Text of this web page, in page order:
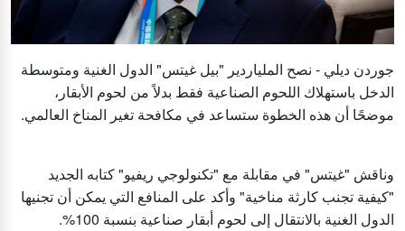
جوردن ديلي - نصح الملياردير "بيل غيتس" الدول الغنية ومتوسطة
الدخل باستهلاك اللحوم الصناعية فقط بدلاً من لحوم الأبقار،
موضحًا أن هذه الخطوة ستساعد في مكافحة تغير المناخ العالمي.
وناقش "غيتس" في مقابلة مع "تكنولوجي ريفيو" كتابه الجديد
"كيفية تجنب كارثة مناخية" وأكد على المنافع التي يمكن أن تجنيها
الدول الغنية بالانتقال إلى لحوم أبقار صناعية بنسبة 100%.